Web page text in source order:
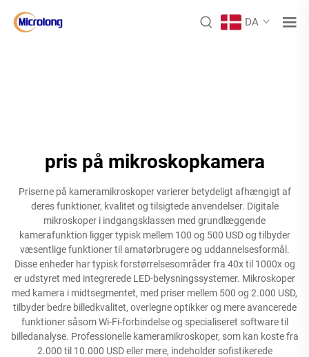
DA
pris på mikroskopkamera
Priserne på kameramikroskoper varierer betydeligt afhængigt af
deres funktioner, kvalitet og tilsigtede anvendelser. Digitale
mikroskoper i indgangsklassen med grundlæggende
kamerafunktion ligger typisk mellem 100 og 500 USD og tilbyder
væsentlige funktioner til amatørbrugere og uddannelsesformål.
Disse enheder har typisk forstørrelsesområder fra 40x til 1000x og
er udstyret med integrerede LED-belysningssystemer. Mikroskoper
med kamera i midtsegmentet, med priser mellem 500 og 2.000 USD,
tilbyder bedre billedkvalitet, overlegne optikker og mere avancerede
funktioner såsom Wi-Fi-forbindelse og specialiseret software til
billedanalyse. Professionelle kameramikroskoper, som kan koste fra
2.000 til 10.000 USD eller mere, indeholder sofistikerede